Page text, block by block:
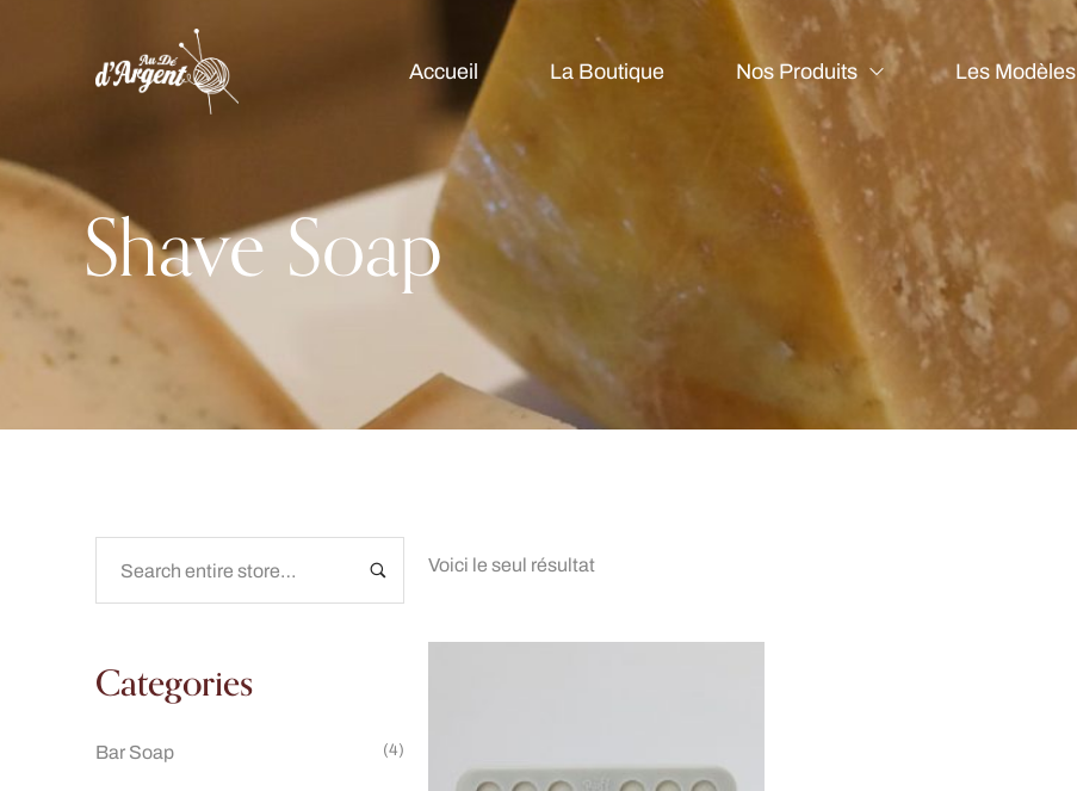
Accueil La Boutique Nos Produits Les Modèles
Shave Soap
Categories
Bar Soap (4)
Voici le seul résultat